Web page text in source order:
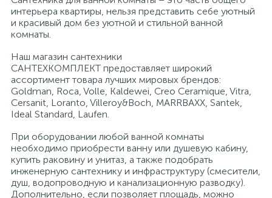
интерьера квартиры, нельзя представить себе уютный
и красивый дом без уютной и стильной ванной
комнаты.
Наш магазин сантехники
САНТЕХКОМПЛЕКТ предоставляет широкий
ассортимент товара лучших мировых брендов:
Goldman, Roca, Volle, Kaldewei, Creo Ceramique, Vitra,
Cersanit, Loranto, Villeroy&Boch, MARRBAXX, Santek,
Ideal Standard, Laufen.
При оборудовании любой ванной комнаты
необходимо приобрести ванну или душевую кабину,
купить раковину и унитаз, а также подобрать
инженерную сантехнику и инфраструктуру (смесители,
душ, водопроводную и канализационную разводку).
Дополнительно, если позволяет площадь, можно
Полотенцесушители
Душевые трапы
Сифоны и выпуски
Аксессуары для ванной